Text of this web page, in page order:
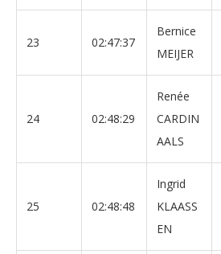
23 02:47:37
Bernice
MEIJER
24 02:48:29
Renée
CARDIN
AALS
25 02:48:48
Ingrid
KLAASS
EN